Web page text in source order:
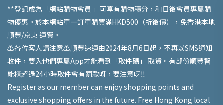
**登記成為「網站購物會員 」可享有購物積分，和日後會員專屬購
物優惠。於本網站單一訂單購買滿HKD500（折後價），免香港本地
順豐/京東 運費。
⚠️各位客人請注意⚠️順豐速運由2024年8月6日起，不再以SMS通知
收件，要入他們專屬App才能看到「取件碼」 取貨。有部份順豐智
能櫃超過24小時取件會有罰款呀，要注意呀‼️
Register as our member can enjoy shopping points and
exclusive shopping offers in the future. Free Hong Kong local